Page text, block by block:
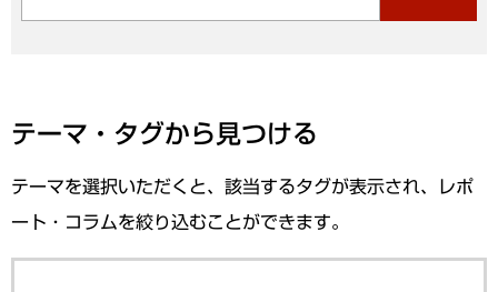
テーマ・タグから見つける
テーマを選択いただくと、該当するタグが表示され、レポ
ート・コラムを絞り込むことができます。